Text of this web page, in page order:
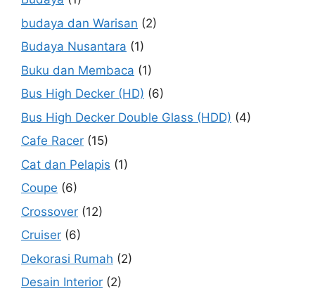
budaya dan Warisan (2)
Budaya Nusantara (1)
Buku dan Membaca (1)
Bus High Decker (HD) (6)
Bus High Decker Double Glass (HDD) (4)
Cafe Racer (15)
Cat dan Pelapis (1)
Coupe (6)
Crossover (12)
Cruiser (6)
Dekorasi Rumah (2)
Desain Interior (2)